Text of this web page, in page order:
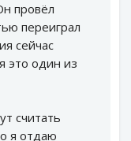
провёл
переиграл
сейчас
это один из
считать
я отдаю